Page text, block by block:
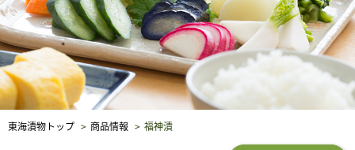
東海漬物トップ 商品情報 福神漬